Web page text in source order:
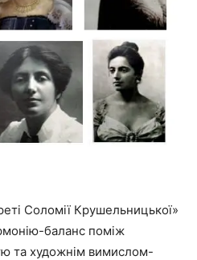
Соломії Крушельницької»
баланс поміж
та художнім вимислом-